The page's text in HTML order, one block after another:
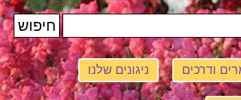
ודרכים ניגונים שלנו